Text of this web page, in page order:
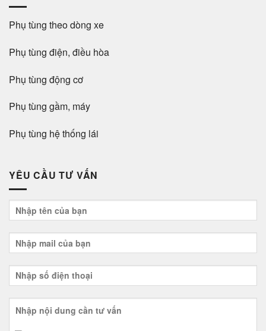
Phụ tùng theo dòng xe
Phụ tùng điện, điều hòa
Phụ tùng động cơ
Phụ tùng gầm, máy
Phụ tùng hệ thống lái
YÊU CẦU TƯ VẤN